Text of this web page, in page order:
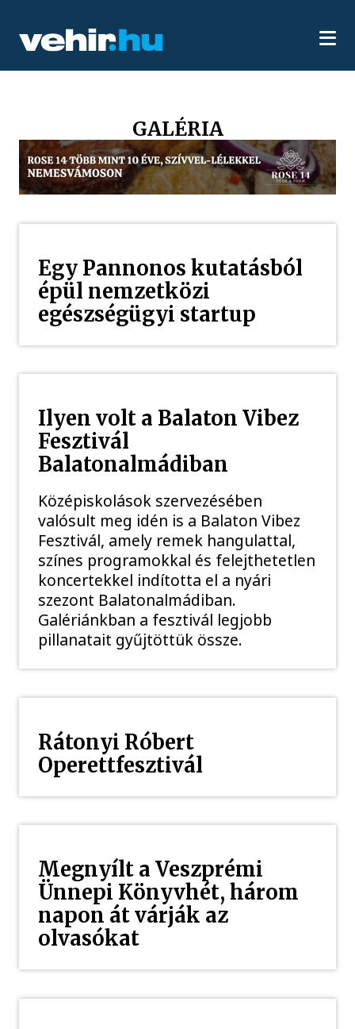
GALÉRIA
Egy Pannonos kutatásból
épül nemzetközi
egészségügyi startup
Ilyen volt a Balaton Vibez
Fesztivál
Balatonalmádiban
Középiskolások szervezésében
valósult meg idén is a Balaton Vibez
Fesztivál, amely remek hangulattal,
színes programokkal és felejthetetlen
koncertekkel indította el a nyári
szezont Balatonalmádiban.
Galériánkban a fesztivál legjobb
pillanatait gyűjtöttük össze.
Rátonyi Róbert
Operettfesztivál
Megnyílt a Veszprémi
Ünnepi Könyvhét, három
napon át várják az
olvasókat